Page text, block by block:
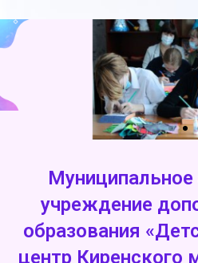
учреждение
образования
центр Киренского